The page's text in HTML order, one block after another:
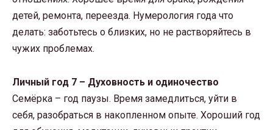
детей, ремонта, переезда. Нумерология года что
делать: заботьтесь о близких, но не растворяйтесь в
чужих проблемах.
Личный год 7 – Духовность и одиночество
Семёрка – год паузы. Время замедлиться, уйти в
себя, разобраться в накопленном опыте. Хороший год